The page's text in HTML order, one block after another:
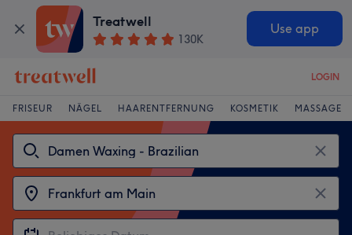
Treatwell
130K
Use app
LOGIN
FRISEUR NÄGEL HAARENTFERNUNG KOSMETIK MASSAGE